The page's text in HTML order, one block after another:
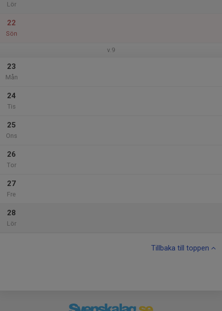
Lör
22
Sön
v.9
23
Mån
24
Tis
25
Ons
26
Tor
27
Fre
28
Lör
Tillbaka till toppen